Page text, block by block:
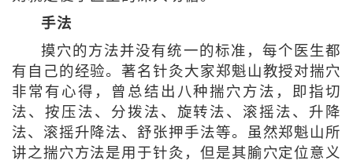
手法
摸穴的方法并没有统一的标准，每个医生都
有自己的经验。著名针灸大家郑魁山教授对揣穴
非常有心得，曾总结出八种揣穴方法，即指切
法、按压法、分拨法、旋转法、滚摇法、升降
法、滚摇升降法、舒张押手法等。虽然郑魁山所
讲之揣穴方法是用于针灸，但是其腧穴定位意义